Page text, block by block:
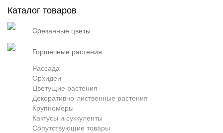
Грузоперевозки
Контакты
Франшиза
Каталог товаров
cpезанные цветы
горшечные растения
Рассада
Орхидеи
Цветущие растения
Декоративно-лиственные растения
Крупномеры
Кактусы и суккуленты
Сопутствующие товары